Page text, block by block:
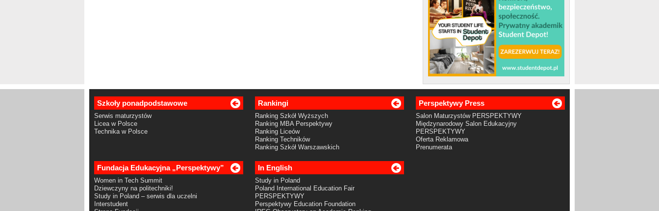
Szkoły ponadpodstawowe
Serwis maturzystów
Licea w Polsce
Technika w Polsce
Rankingi
Ranking Szkół Wyższych
Ranking MBA Perspektywy
Ranking Liceów
Ranking Techników
Ranking Szkół Warszawskich
Perspektywy Press
Salon Maturzystów PERSPEKTYWY
Międzynarodowy Salon Edukacyjny
PERSPEKTYWY
Oferta Reklamowa
Prenumerata
Fundacja Edukacyjna „Perspektywy”
Women in Tech Summit
Dziewczyny na politechniki!
Study in Poland – serwis dla uczelni
Interstudent
In English
Study in Poland
Poland International Education Fair
PERSPEKTYWY
Perspektywy Education Foundation